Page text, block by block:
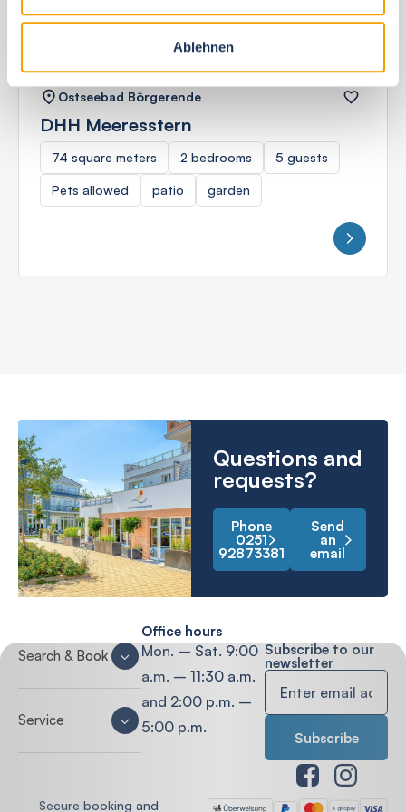
Ablehnen
Ostseebad Börgerende
DHH Meeresstern
74 square meters 2 bedrooms 5 guests
Pets allowed patio garden
Questions and
requests?
Phone
0251
92873381
Send
an
email
Search & Book
Service
Office hours
Mon. – Sat. 9:00
a.m. – 11:30 a.m.
and 2:00 p.m. –
5:00 p.m.
Subscribe to our
newsletter
Secure booking and